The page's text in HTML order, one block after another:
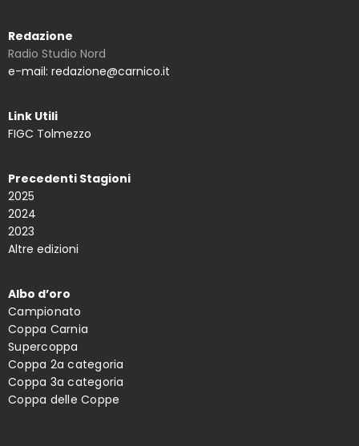
Redazione
Radio Studio Nord
e-mail: redazione@carnico.it
Link Utili
FIGC Tolmezzo
Precedenti Stagioni
2025
2024
2023
Altre edizioni
Albo d’oro
Campionato
Coppa Carnia
Supercoppa
Coppa 2a categoria
Coppa 3a categoria
Coppa delle Coppe